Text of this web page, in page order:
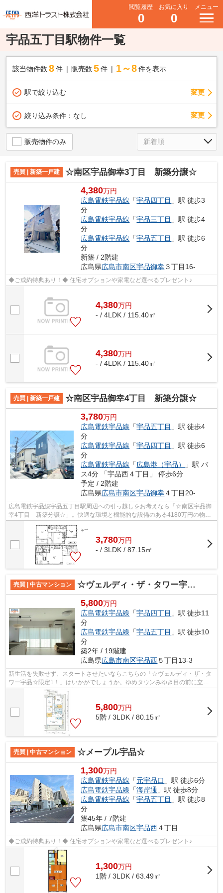
閲覧履歴
0
お気に入り
0
メニュー
宇品五丁目駅物件一覧
該当物件数 8件 販売数 5 件 1～8 件を表示
駅で絞り込む 変更
絞り込み条件： なし 変更
販売物件のみ
売買 | 新築一戸建 ☆南区宇品御幸3丁目 新築分譲☆
4,380万円
広島電鉄宇品線 「宇品四丁目 」駅 徒歩3
分
広島電鉄宇品線 「宇品三丁目 」駅 徒歩4
分
広島電鉄宇品線 「宇品五丁目 」駅 徒歩6
分
新築 / 2階建
広島県広島市南区宇品御幸３丁目16-
◆ご成約特典あり！◆ 住宅オプションや家電など選べるプレゼント♪
4,380万円
- / 4LDK / 115.40㎡
4,380万円
- / 4LDK / 115.40㎡
売買 | 新築一戸建 ☆南区宇品御幸4丁目 新築分譲☆
3,780万円
広島電鉄宇品線 「宇品五丁目 」駅 徒歩4
分
広島電鉄宇品線 「宇品四丁目 」駅 徒歩6
分
広島電鉄宇品線 「広島港（宇品）
」駅 バ
ス4分 「宇品西４丁目」 停歩6分
予定 / 2階建
広島県広島市南区宇品御幸４丁目20-
広島電鉄宇品線宇品五丁目駅周辺への引っ越しをお考えなら「☆南区宇品御
幸4丁目 新築分譲☆」。快適な環境と機能的な設備のある4180万円の物件
です。お掃除に便利な、全居室フローリン...
3,780万円
- / 3LDK / 87.15㎡
売買 | 中古マンション ☆ヴェルディ・ザ・タワー宇品☆
5,800万円
広島電鉄宇品線 「宇品四丁目 」駅 徒歩11
分
広島電鉄宇品線 「宇品五丁目 」駅 徒歩10
分
築2年 / 19階建
広島県広島市南区宇品西５丁目13-3
新生活を失敗せず、スタートさせたいならこちらの「☆ヴェルディ・ザ・タ
ワー宇品☆限定1！」はいかがでしょうか。ゆめタウンみゆき目の前に立
地！ファミリーマート 宇品西店まで徒歩5分...
5,800万円
5階 / 3LDK / 80.15㎡
売買 | 中古マンション ☆メープル宇品☆
1,300万円
広島電鉄宇品線 「元宇品口 」駅 徒歩6分
広島電鉄宇品線 「海岸通 」駅 徒歩8分
広島電鉄宇品線 「宇品五丁目 」駅 徒歩8
分
築45年 / 7階建
広島県広島市南区宇品西４丁目
◆ご成約特典あり！◆ 住宅オプションや家電など選べるプレゼント♪
1,300万円
1階 / 3LDK / 63.49㎡